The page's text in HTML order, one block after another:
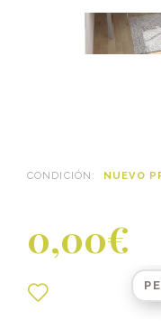
CONDICIÓN: NUEVO
0,00€